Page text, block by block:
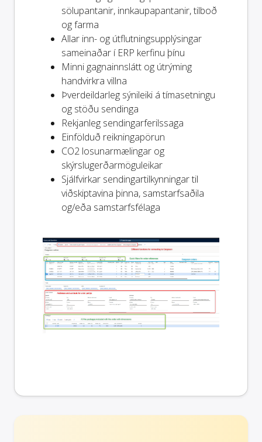
sölupantanir, innkaupapantanir, tilboð
og farma
Allar inn- og útflutningsupplýsingar
sameinaðar í ERP kerfinu þínu
Minni gagnainnslátt og útrýming
handvirkra villna
Þverdeildarleg sýnileiki á tímasetningu
og stöðu sendinga
Rekjanleg sendingarferilssaga
Einfölduð reikningapörun
CO2 losunarmælingar og
skýrslugerðarmöguleikar
Sjálfvirkar sendingartilkynningar til
viðskiptavina þinna, samstarfsaðila
og/eða samstarfsfélaga